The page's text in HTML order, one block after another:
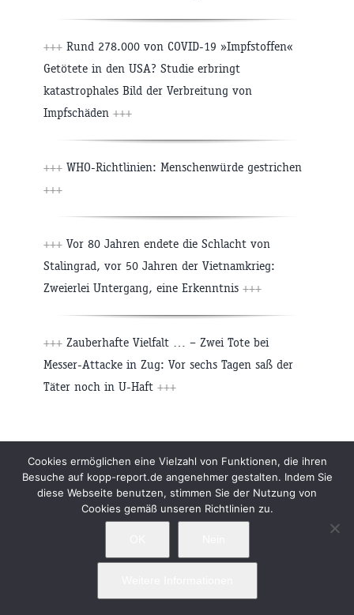
+++ Rund 278.000 von COVID-19 »Impfstoffen«
Getötete in den USA? Studie erbringt
katastrophales Bild der Verbreitung von
Impfschäden +++
+++ WHO-Richtlinien: Menschenwürde gestrichen
+++
+++ Vor 80 Jahren endete die Schlacht von
Stalingrad, vor 50 Jahren der Vietnamkrieg:
Zweierlei Untergang, eine Erkenntnis +++
+++ Zauberhafte Vielfalt … – Zwei Tote bei
Messer-Attacke in Zug: Vor sechs Tagen saß der
Täter noch in U-Haft +++
Ähnliche Beiträge
Freitag
07.08.2026
Donnerstag
06.08.2026
Cookies ermöglichen eine Vielzahl von Funktionen, die ihren
Besuche auf kopp-report.de angenehmer gestalten. Indem Sie
diese Webseite benutzen, stimmen Sie der Nutzung von
Cookies gemäß unseren Richtlinien zu.